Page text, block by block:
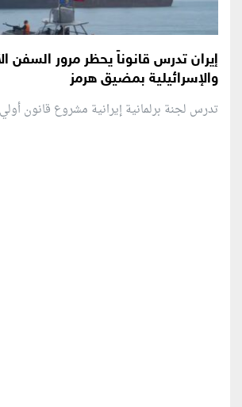
إيران تدرس قانوناً يحظر مرور السفن
والإسرائيلية بمضيق هرمز
تدرس لجنة برلمانية إيرانية مشروع قانون